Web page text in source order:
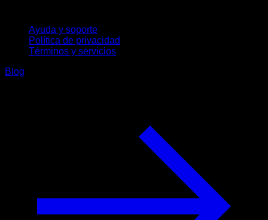
Ayuda y soporte
Política de privacidad
Términos y servicios
Blog